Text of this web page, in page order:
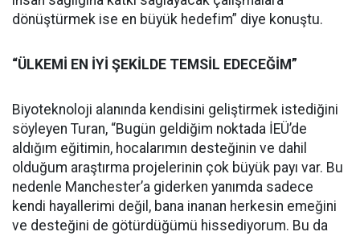
dönüştürmek ise en büyük hedefim” diye konuştu.
“ÜLKEMİ EN İYİ ŞEKİLDE TEMSİL EDECEĞİM”
Biyoteknoloji alanında kendisini geliştirmek istediğini
söyleyen Turan, “Bugün geldiğim noktada İEÜ’de
aldığım eğitimin, hocalarımın desteğinin ve dahil
olduğum araştırma projelerinin çok büyük payı var. Bu
nedenle Manchester’a giderken yanımda sadece
kendi hayallerimi değil, bana inanan herkesin emeğini
ve desteğini de götürdüğümü hissediyorum. Bu da